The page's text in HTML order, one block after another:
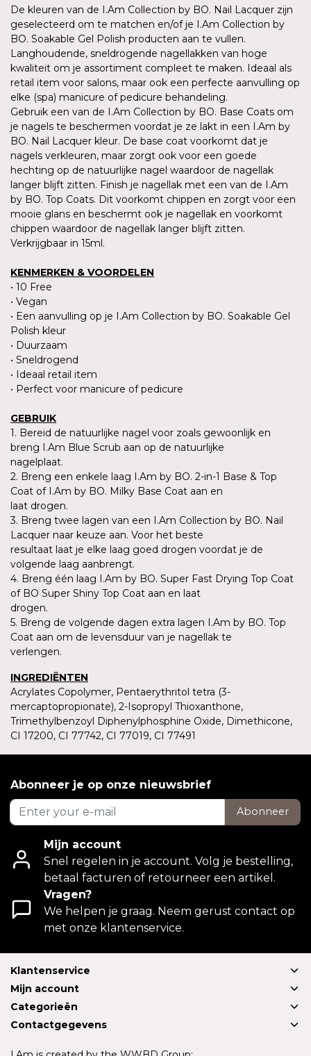
De kleuren van de I.Am Collection by BO. Nail Lacquer zijn
geselecteerd om te matchen en/of je I.Am Collection by
BO. Soakable Gel Polish producten aan te vullen.
Langhoudende, sneldrogende nagellakken van hoge
kwaliteit om je assortiment compleet te maken. Ideaal als
retail item voor salons, maar ook een perfecte aanvulling op
elke (spa) manicure of pedicure behandeling.
Gebruik een van de I.Am Collection by BO. Base Coats om
je nagels te beschermen voordat je ze lakt in een I.Am by
BO. Nail Lacquer kleur. De base coat voorkomt dat je
nagels verkleuren, maar zorgt ook voor een goede
hechting op de natuurlijke nagel waardoor de nagellak
langer blijft zitten. Finish je nagellak met een van de I.Am
by BO. Top Coats. Dit voorkomt chippen en zorgt voor een
mooie glans en beschermt ook je nagellak en voorkomt
chippen waardoor de nagellak langer blijft zitten.
Verkrijgbaar in 15ml.
KENMERKEN & VOORDELEN
• 10 Free
• Vegan
• Een aanvulling op je I.Am Collection by BO. Soakable Gel
Polish kleur
• Duurzaam
• Sneldrogend
• Ideaal retail item
• Perfect voor manicure of pedicure
GEBRUIK
1. Bereid de natuurlijke nagel voor zoals gewoonlijk en
breng I.Am Blue Scrub aan op de natuurlijke
nagelplaat.
2. Breng een enkele laag I.Am by BO. 2-in-1 Base & Top
Coat of I.Am by BO. Milky Base Coat aan en
laat drogen.
3. Breng twee lagen van een I.Am Collection by BO. Nail
Lacquer naar keuze aan. Voor het beste
resultaat laat je elke laag goed drogen voordat je de
volgende laag aanbrengt.
4. Breng één laag I.Am by BO. Super Fast Drying Top Coat
of BO Super Shiny Top Coat aan en laat
drogen.
5. Breng de volgende dagen extra lagen I.Am by BO. Top
Coat aan om de levensduur van je nagellak te
verlengen.
INGREDIËNTEN
Acrylates Copolymer, Pentaerythritol tetra (3-
mercaptopropionate), 2-Isopropyl Thioxanthone,
Trimethylbenzoyl Diphenylphosphine Oxide, Dimethicone,
CI 17200, CI 77742, CI 77019, CI 77491
Abonneer je op onze nieuwsbrief
Abonneer
Mijn account
Snel regelen in je account. Volg je bestelling,
betaal facturen of retourneer een artikel.
Vragen?
We helpen je graag. Neem gerust contact op
met onze klantenservice.
Klantenservice
Mijn account
Categorieën
Contactgegevens